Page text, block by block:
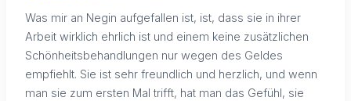
Was mir an Negin aufgefallen ist, ist, dass sie in ihrer
Arbeit wirklich ehrlich ist und einem keine zusätzlichen
Schönheitsbehandlungen nur wegen des Geldes
empfiehlt. Sie ist sehr freundlich und herzlich, und wenn
man sie zum ersten Mal trifft, hat man das Gefühl, sie